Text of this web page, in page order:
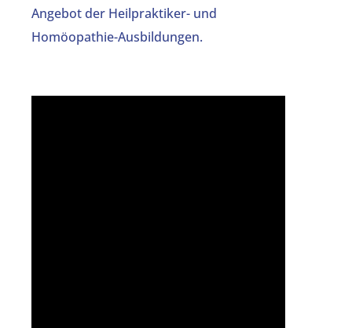
Angebot der Heilpraktiker- und
Homöopathie-Ausbildungen.